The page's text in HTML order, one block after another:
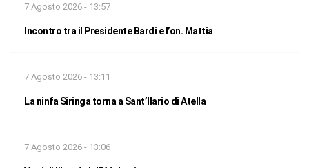
7 Agosto 2026 - 13:57
Incontro tra il Presidente Bardi e l’on. Mattia
7 Agosto 2026 - 13:11
La ninfa Siringa torna a Sant’Ilario di Atella
7 Agosto 2026 - 13:06